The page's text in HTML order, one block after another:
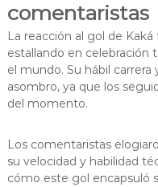
comentaristas
La reacción al gol de
estallando en
el mundo. Su hábil
asombro, ya que los
del momento.
Los comentaristas
su velocidad y habilidad
cómo este gol encapsuló